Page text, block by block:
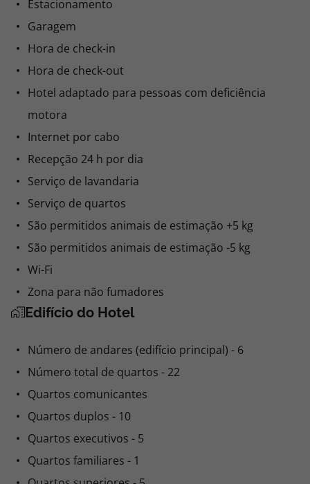
Estacionamento
Garagem
Hora de check-in
Hora de check-out
Hotel adaptado para pessoas com deficiência
motora
Internet por cabo
Recepção 24 h por dia
Serviço de lavandaria
Serviço de quartos
São permitidos animais de estimação +5 kg
São permitidos animais de estimação -5 kg
Wi-Fi
Zona para não fumadores
Edifício do Hotel
Número de andares (edifício principal) - 6
Número total de quartos - 22
Quartos comunicantes
Quartos duplos - 10
Quartos executivos - 5
Quartos familiares - 1